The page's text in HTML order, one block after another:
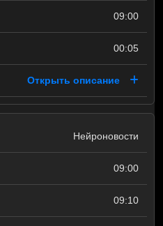
09:00
00:05
Открыть описание
Нейроновости
09:00
09:10